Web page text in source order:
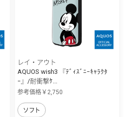
レイ・アウト
AQUOS wish3 『ﾃﾞｨｽﾞﾆｰｷｬﾗｸﾀ
ｰ』/耐衝撃ｹ...
参考価格￥2,750
ソフト